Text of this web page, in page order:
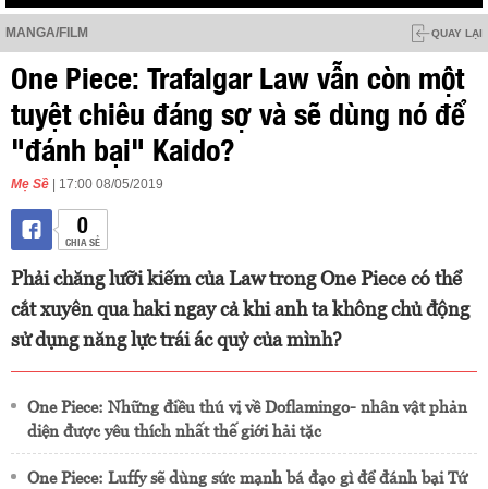
MANGA/FILM QUAY LẠI
One Piece: Trafalgar Law vẫn còn một
tuyệt chiêu đáng sợ và sẽ dùng nó để
"đánh bại" Kaido?
Mẹ Sề | 17:00 08/05/2019
0
CHIA SẺ
Phải chăng lưỡi kiếm của Law trong One Piece có thể
cắt xuyên qua haki ngay cả khi anh ta không chủ động
sử dụng năng lực trái ác quỷ của mình?
One Piece: Những điều thú vị về Doflamingo- nhân vật phản
diện được yêu thích nhất thế giới hải tặc
One Piece: Luffy sẽ dùng sức mạnh bá đạo gì để đánh bại Tứ